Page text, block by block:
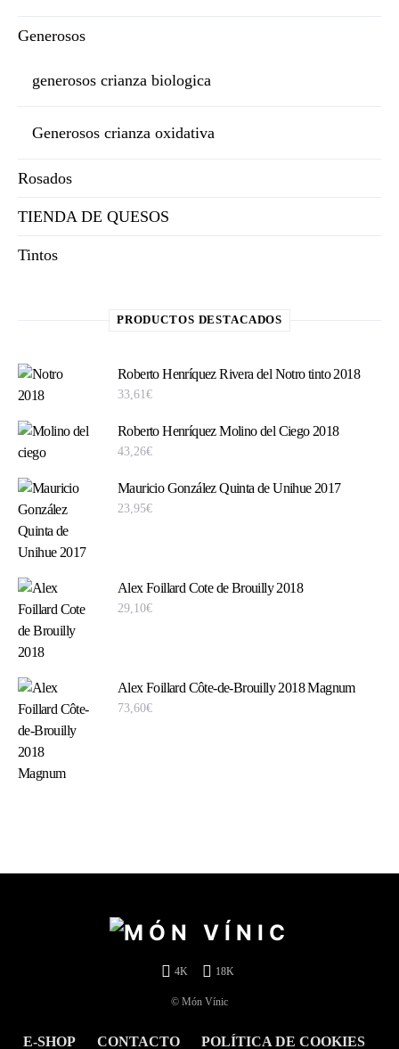
Generosos
generosos crianza biologica
Generosos crianza oxidativa
Rosados
TIENDA DE QUESOS
Tintos
PRODUCTOS DESTACADOS
Roberto Henríquez Rivera del Notro tinto 2018
33,61€
Roberto Henríquez Molino del Ciego 2018
43,26€
Mauricio González Quinta de Unihue 2017
23,95€
Alex Foillard Cote de Brouilly 2018
29,10€
Alex Foillard Côte-de-Brouilly 2018 Magnum
73,60€
4K 18K
© Món Vínic
E-SHOP CONTACTO POLÍTICA DE COOKIES